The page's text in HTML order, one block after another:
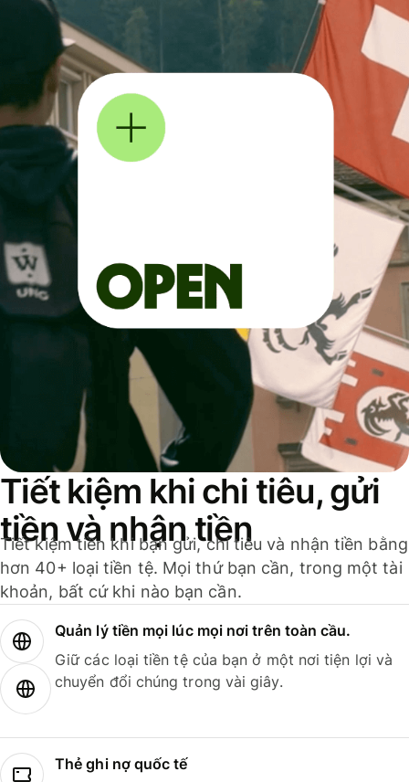
Tiết kiệm khi chi tiêu, gửi
tiền và nhận tiền
Tiết kiệm tiền khi bạn gửi, chi tiêu và nhận tiền bằng
hơn 40+ loại tiền tệ. Mọi thứ bạn cần, trong một tài
khoản, bất cứ khi nào bạn cần.
Quản lý tiền mọi lúc mọi nơi trên toàn cầu.
Giữ các loại tiền tệ của bạn ở một nơi tiện lợi và
chuyển đổi chúng trong vài giây.
Thẻ ghi nợ quốc tế